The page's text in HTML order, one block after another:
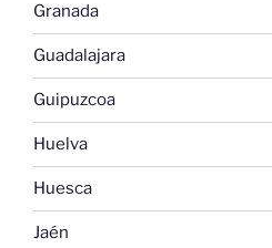
Granada
Guadalajara
Guipuzcoa
Huelva
Huesca
Jaén